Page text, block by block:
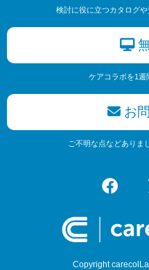
検討に役に立つカタログ
ケアコラボを1週
お
ご不明な点などありま
Copyright